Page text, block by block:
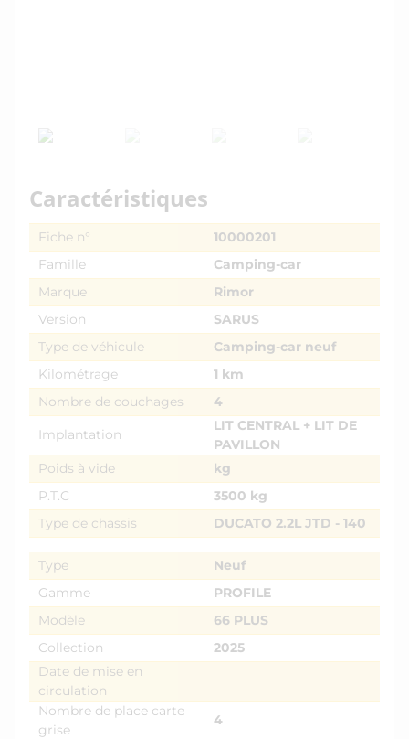
Caractéristiques
Fiche n°
10000201
Famille
Camping-car
Marque
Rimor
Version
SARUS
Type de véhicule
Camping-car neuf
Kilométrage
1 km
Nombre de couchages
4
Implantation
LIT CENTRAL + LIT DE
PAVILLON
Poids à vide
kg
P.T.C
3500 kg
Type de chassis
DUCATO 2.2L JTD - 140
Type
Neuf
Gamme
PROFILE
Modèle
66 PLUS
Collection
2025
Date de mise en
circulation
Nombre de place carte
grise
4